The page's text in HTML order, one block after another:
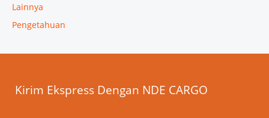
Lainnya
Pengetahuan
Kirim Ekspress Dengan NDE CARGO